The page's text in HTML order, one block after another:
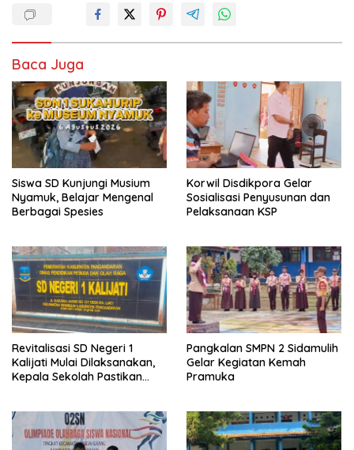
Baca Juga
Siswa SD Kunjungi Musium
Nyamuk, Belajar Mengenal
Berbagai Spesies
Korwil Disdikpora Gelar
Sosialisasi Penyusunan dan
Pelaksanaan KSP
Revitalisasi SD Negeri 1
Kalijati Mulai Dilaksanakan,
Kepala Sekolah Pastikan
Pangkalan SMPN 2 Sidamulih
Gelar Kegiatan Kemah
Pramuka